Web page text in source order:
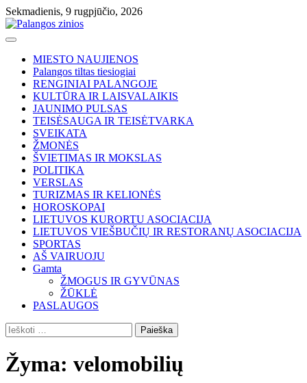
Skip
to
content
Sekmadienis, 9 rugpjūčio, 2026
MIESTO NAUJIENOS
Palangos tiltas tiesiogiai
RENGINIAI PALANGOJE
KULTŪRA IR LAISVALAIKIS
JAUNIMO PULSAS
TEISĖSAUGA IR TEISĖTVARKA
SVEIKATA
ŽMONĖS
ŠVIETIMAS IR MOKSLAS
POLITIKA
VERSLAS
TURIZMAS IR KELIONĖS
HOROSKOPAI
LIETUVOS KURORTU ASOCIACIJA
LIETUVOS VIEŠBUČIŲ IR RESTORANŲ ASOCIACIJA
SPORTAS
AŠ VAIRUOJU
Gamta
ŽMOGUS IR GYVŪNAS
ŽŪKLĖ
PASLAUGOS
Ieškoti:
Žyma: velomobilių